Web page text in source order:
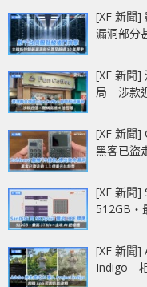
[XF 新聞]
漏洞部分
[XF 新聞]
局 涉款
[XF 新聞]
黑客已盜
[XF 新聞]
512GB‧
[XF 新聞]
Indigo